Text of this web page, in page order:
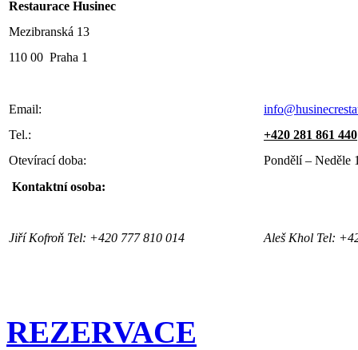
Restaurace Husinec
Mezibranská 13
110 00 Praha 1
Email:
Tel.:
+420 281 861 440
Otevírací doba:
Pondělí – Neděle
Kontaktní osoba:
Jiří Kofroň Tel: +420 777 810 014 Aleš Khol Tel:
REZERVACE